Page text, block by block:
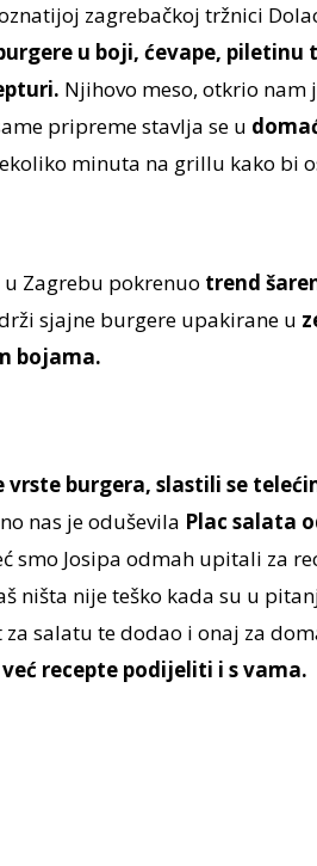
zagrebačkoj tržnici
u boji, ćevape,
Njihovo meso, otkrio nam
pripreme stavlja se u
minuta na grillu kako bi
u Zagrebu pokrenuo trend
sjajne burgere upakirane u
bojama.
vrste burgera, slastili se
nas je oduševila Plac salata
smo Josipa odmah upitali za
ništa nije teško kada su u
salatu te dodao i onaj za
recepte podijeliti i s vama.